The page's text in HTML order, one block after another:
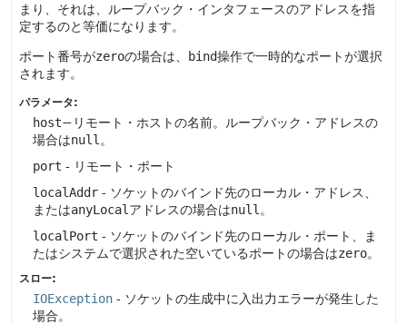
まり、それは、ループバック・インタフェースのアドレスを指
定するのと等価になります。
ポート番号がzeroの場合は、 bind操作で一時的なポートが選択
されます。
パラメータ:
host−リモート・ホストの名前。ループバック・アドレスの
場合はnull 。
port - リモート・ポート
localAddr - ソケットのバインド先のローカル・アドレス、
またはanyLocal アドレスの場合はnull 。
localPort - ソケットのバインド先のローカル・ポート、ま
たはシステムで選択された空いているポートの場合はzero。
スロー:
IOException - ソケットの生成中に入出力エラーが発生した
場合。